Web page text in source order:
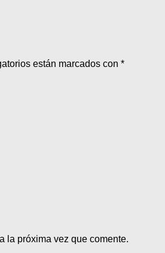
están marcados con *
la próxima vez que comente.